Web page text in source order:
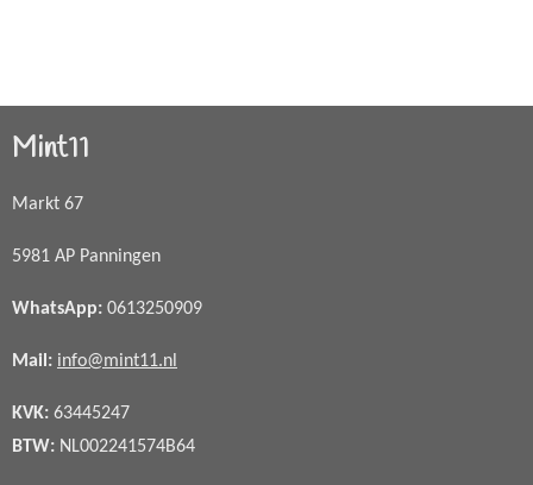
Mint11
Markt 67
5981 AP Panningen
WhatsApp: 0613250909
Mail: info@mint11.nl
KVK: 63445247
BTW: NL002241574B64